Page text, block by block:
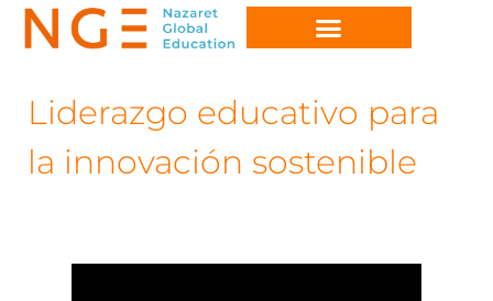
Liderazgo educativo para
la innovación sostenible